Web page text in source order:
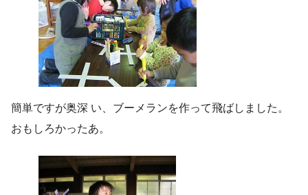
簡単ですが奥深 い、ブーメランを作って飛ばしました。
おもしろかったあ。